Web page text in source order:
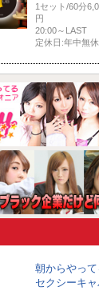
1セット/60分
円
20:00～LAST
定休日:年中無休
朝からやって
セクシーキ